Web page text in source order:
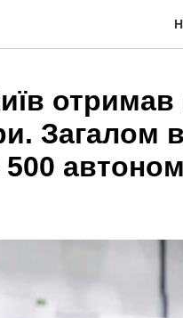
Загалом
500